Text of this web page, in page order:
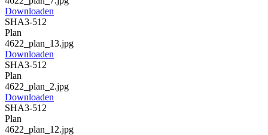
Downloaden
SHA3-512
Plan
4622_plan_13.jpg
Downloaden
SHA3-512
Plan
4622_plan_2.jpg
Downloaden
SHA3-512
Plan
4622_plan_12.jpg